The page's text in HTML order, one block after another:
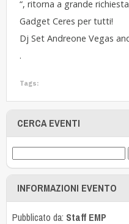
“, ritorna a grande
Gadget Ceres per tutti!
Dj Set Andreone Vegas
.
Tags:
CERCA EVENTI
INFORMAZIONI EVENTO
Pubblicato da: Staff EMP